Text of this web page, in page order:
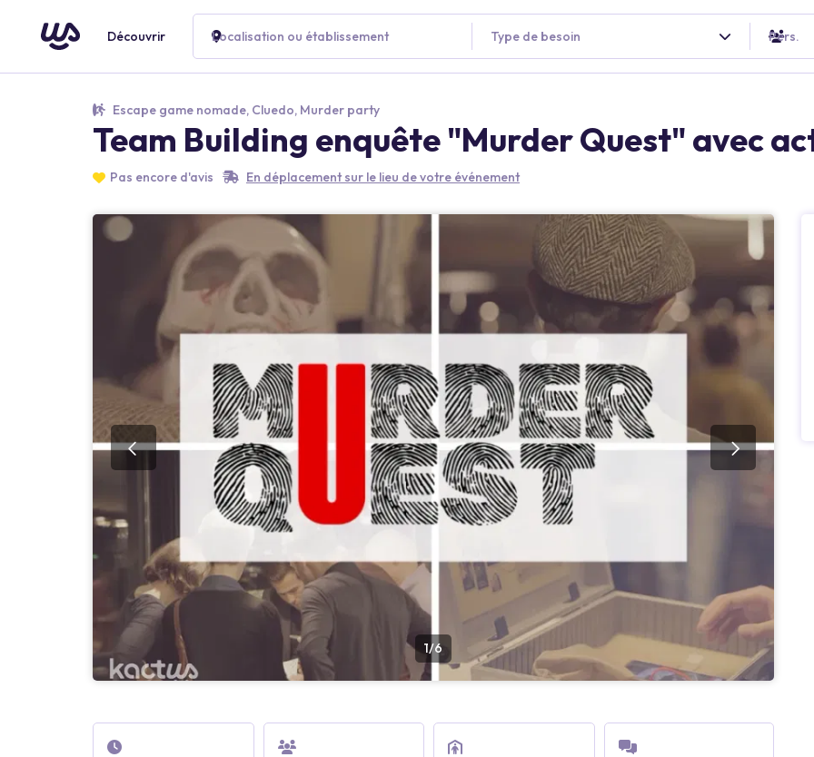
Découvrir Localisation ou établissement Type de besoin Pers.
Escape game nomade, Cluedo, Murder party
Team Building enquête "Murder Quest" avec
Pas encore d'avis En déplacement sur le lieu de votre événement
1/6